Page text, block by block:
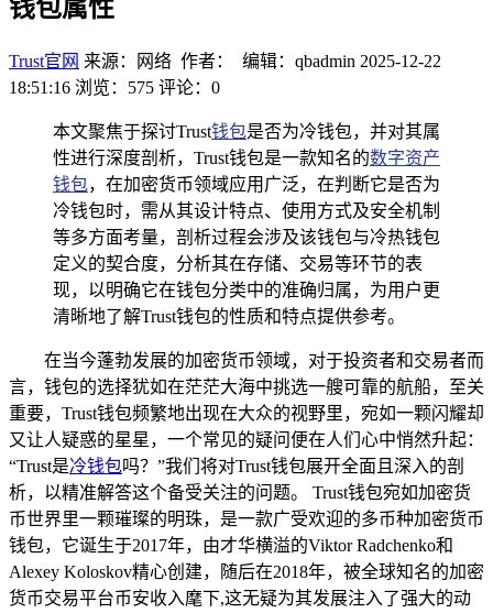
钱包属性
Trust官网 来源：网络 作者： 编辑：qbadmin 2025-12-22
18:51:16 浏览：575 评论：0
本文聚焦于探讨Trust钱包是否为冷钱包，并对其属
性进行深度剖析，Trust钱包是一款知名的数字资产
钱包，在加密货币领域应用广泛，在判断它是否为
冷钱包时，需从其设计特点、使用方式及安全机制
等多方面考量，剖析过程会涉及该钱包与冷热钱包
定义的契合度，分析其在存储、交易等环节的表
现，以明确它在钱包分类中的准确归属，为用户更
清晰地了解Trust钱包的性质和特点提供参考。
在当今蓬勃发展的加密货币领域，对于投资者和交易者而
言，钱包的选择犹如在茫茫大海中挑选一艘可靠的航船，至关
重要，Trust钱包频繁地出现在大众的视野里，宛如一颗闪耀却
又让人疑惑的星星，一个常见的疑问便在人们心中悄然升起：
“Trust是冷钱包吗？”我们将对Trust钱包展开全面且深入的剖
析，以精准解答这个备受关注的问题。 Trust钱包宛如加密货
币世界里一颗璀璨的明珠，是一款广受欢迎的多币种加密货币
钱包，它诞生于2017年，由才华横溢的Viktor Radchenko和
Alexey Koloskov精心创建，随后在2018年，被全球知名的加密
货币交易平台币安收入麾下,这无疑为其发展注入了强大的动